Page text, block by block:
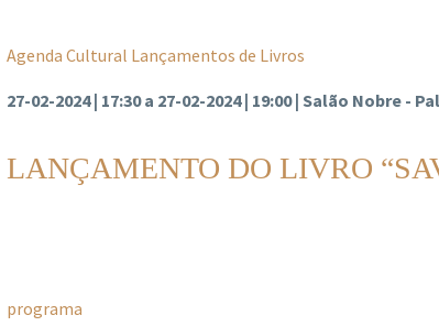
Agenda Cultural Lançamentos de Livros
27-02-2024 | 17:30 a 27-02-2024 | 19:00 | Salão Nobre -
LANÇAMENTO DO LIVRO
programa